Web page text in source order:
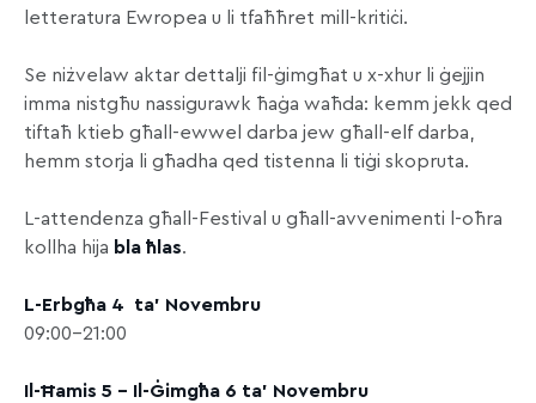
letteratura Ewropea u li tfaħħret mill-kritiċi.
Se niżvelaw aktar dettalji fil-ġimgħat u x-xhur li ġejjin
imma nistgħu nassigurawk ħaġa waħda: kemm jekk qed
tiftaħ ktieb għall-ewwel darba jew għall-elf darba,
hemm storja li għadha qed tistenna li tiġi skopruta.
L-attendenza għall-Festival u għall-avvenimenti l-oħra
kollha hija bla ħlas.
L-Erbgħa 4 ta’ Novembru
09:00-21:00
Il-Ħamis 5 – Il-Ġimgħa 6 ta’ Novembru